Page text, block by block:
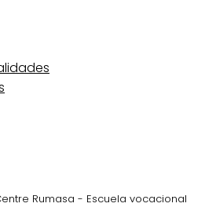
Rumasa - Escuela vocacional